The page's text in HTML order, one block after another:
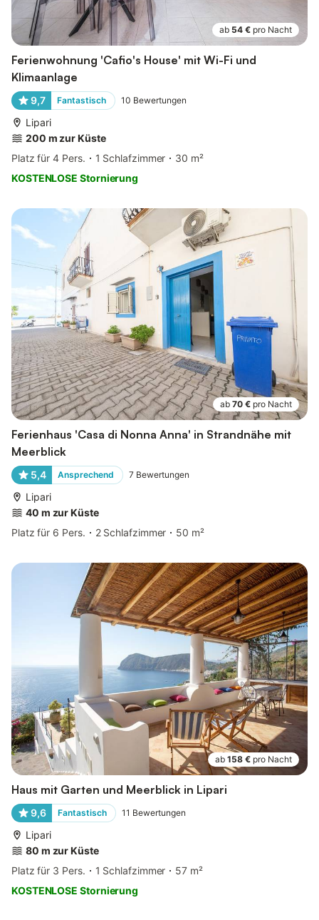
ab 54 € pro Nacht
Ferienwohnung 'Cafio's House' mit Wi-Fi und
Klimaanlage
9,7 Fantastisch 10 Bewertungen
Lipari
200 m zur Küste
Platz für 4 Pers.
1 Schlafzimmer
30 m²
KOSTENLOSE Stornierung
ab 70 € pro Nacht
Ferienhaus 'Casa di Nonna Anna' in Strandnähe mit
Meerblick
5,4 Ansprechend 7 Bewertungen
Lipari
40 m zur Küste
Platz für 6 Pers.
2 Schlafzimmer 50 m²
ab 158 € pro Nacht
Haus mit Garten und Meerblick in Lipari
9,6 Fantastisch 11 Bewertungen
Lipari
80 m zur Küste
Platz für 3 Pers.
1 Schlafzimmer
57 m²
KOSTENLOSE Stornierung